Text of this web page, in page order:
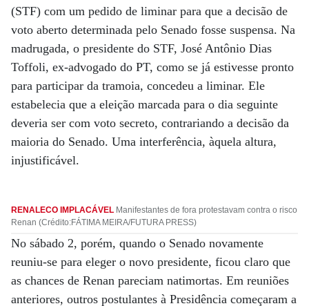
(STF) com um pedido de liminar para que a decisão de
voto aberto determinada pelo Senado fosse suspensa. Na
madrugada, o presidente do STF, José Antônio Dias
Toffoli, ex-advogado do PT, como se já estivesse pronto
para participar da tramoia, concedeu a liminar. Ele
estabelecia que a eleição marcada para o dia seguinte
deveria ser com voto secreto, contrariando a decisão da
maioria do Senado. Uma interferência, àquela altura,
injustificável.
RENALECO IMPLACÁVEL Manifestantes de fora protestavam contra o risco
Renan (Crédito:FÁTIMA MEIRA/FUTURA PRESS)
No sábado 2, porém, quando o Senado novamente
reuniu-se para eleger o novo presidente, ficou claro que
as chances de Renan pareciam natimortas. Em reuniões
anteriores, outros postulantes à Presidência começaram a